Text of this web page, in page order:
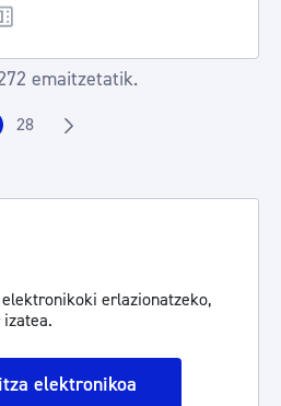
emaitzetatik.
Use TAB to navigate.
Orrialdea
28
erlazionatzeko,
elektronikoa